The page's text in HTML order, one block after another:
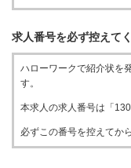
求人番号を必ず控えて
ハローワークで紹介状を
す。
本求人の求人番号は「
必ずこの番号を控えてか